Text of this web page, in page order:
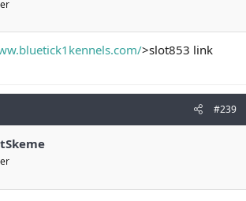
>slot853 link
#239